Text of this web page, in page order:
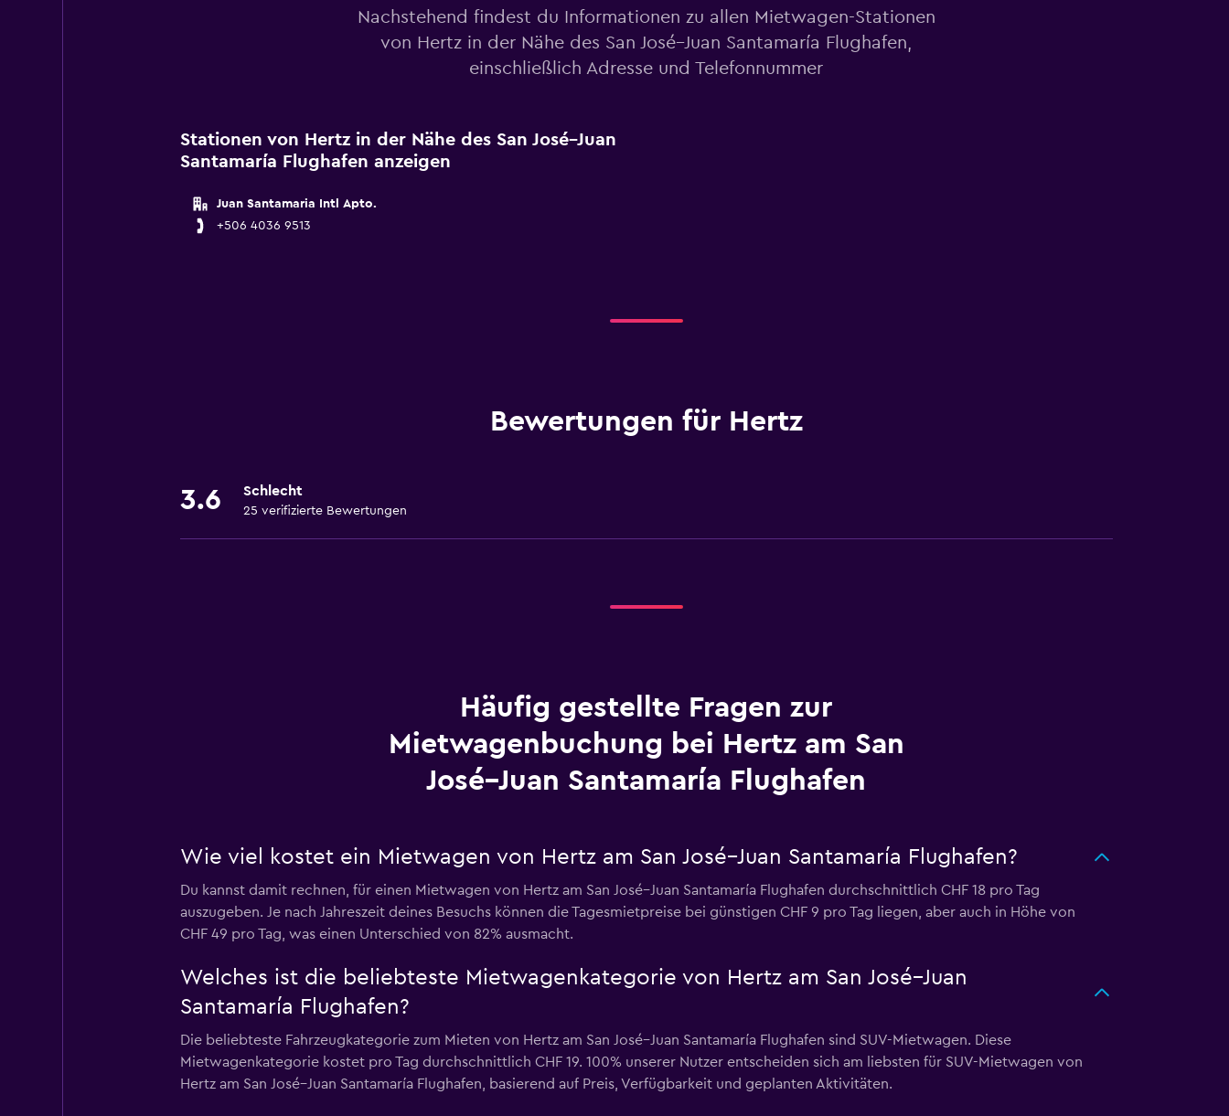
Nachstehend findest du Informationen zu allen Mietwagen-Stationen
von Hertz in der Nähe des San José–Juan Santamaría Flughafen,
einschließlich Adresse und Telefonnummer
Stationen von Hertz in der Nähe des San José–Juan
Santamaría Flughafen anzeigen
Juan Santamaria Intl Apto.
+506 4036 9513
Bewertungen für Hertz
3.6 Schlecht
25 verifizierte Bewertungen
Häufig gestellte Fragen zur
Mietwagenbuchung bei Hertz am San
José–Juan Santamaría Flughafen
Wie viel kostet ein Mietwagen von Hertz am San José–Juan Santamaría Flughafen?
Du kannst damit rechnen, für einen Mietwagen von Hertz am San José–Juan Santamaría Flughafen durchschnittlich CHF 18 pro Tag
auszugeben. Je nach Jahreszeit deines Besuchs können die Tagesmietpreise bei günstigen CHF 9 pro Tag liegen, aber auch in Höhe von
CHF 49 pro Tag, was einen Unterschied von 82% ausmacht.
Welches ist die beliebteste Mietwagenkategorie von Hertz am San José–Juan
Santamaría Flughafen?
Die beliebteste Fahrzeugkategorie zum Mieten von Hertz am San José–Juan Santamaría Flughafen sind SUV-Mietwagen. Diese
Mietwagenkategorie kostet pro Tag durchschnittlich CHF 19. 100% unserer Nutzer entscheiden sich am liebsten für SUV-Mietwagen von
Hertz am San José–Juan Santamaría Flughafen, basierend auf Preis, Verfügbarkeit und geplanten Aktivitäten.